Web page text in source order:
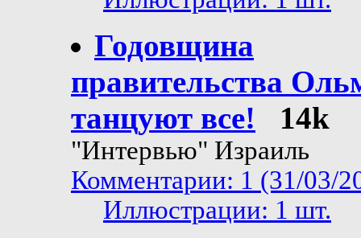
Годовщина
правительства
танцуют все!
14k
"Интервью" Израиль
Комментарии: 1 (31/03/
Иллюстрации: 1 шт.